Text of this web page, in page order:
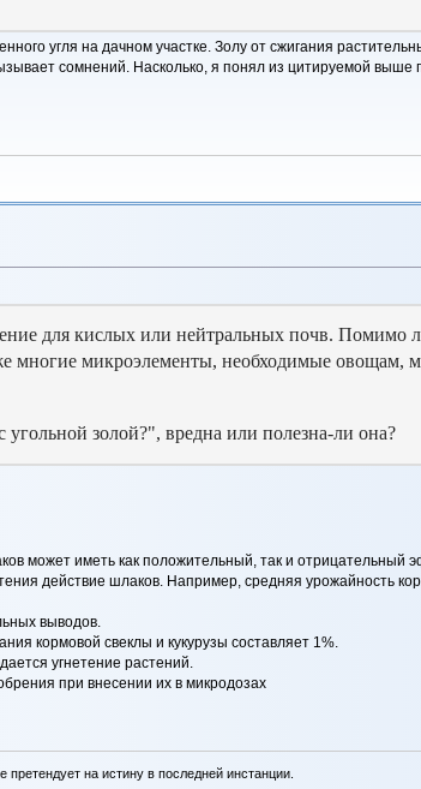
угля на дачном участке. Золу от сжигания
сомнений. Насколько, я понял из цитируемой выше
для кислых или нейтральных почв. Помимо
многие микроэлементы, необходимые овощам,
золой?", вредна или полезна-ли она?
может иметь как положительный, так и отрицательный
действие шлаков. Например, средняя урожайность
выводов.
кормовой свеклы и кукурузы составляет 1%.
угнетение растений.
при внесении их в микродозах
на истину в последней инстанции.